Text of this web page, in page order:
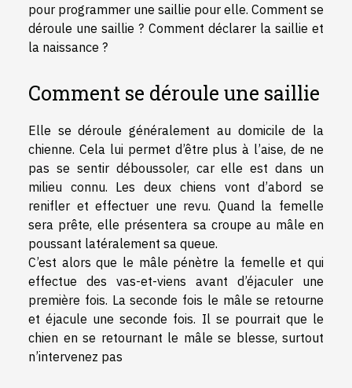
pour programmer une saillie pour elle. Comment se
déroule une saillie ? Comment déclarer la saillie et
la naissance ?
Comment se déroule une saillie
Elle se déroule généralement au domicile de la
chienne. Cela lui permet d’être plus à l’aise, de ne
pas se sentir déboussoler, car elle est dans un
milieu connu. Les deux chiens vont d’abord se
renifler et effectuer une revu. Quand la femelle
sera prête, elle présentera sa croupe au mâle en
poussant latéralement sa queue.
C’est alors que le mâle pénètre la femelle et qui
effectue des vas-et-viens avant d’éjaculer une
première fois. La seconde fois le mâle se retourne
et éjacule une seconde fois. Il se pourrait que le
chien en se retournant le mâle se blesse, surtout
n’intervenez pas